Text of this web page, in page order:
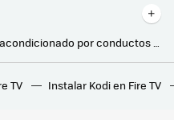
Xiaomi presenta su primer aire acondicionado por conductos para maximizar el espacio en casa
Qué software instalar a tus familiares y amigos para darles soporte y ayuda en remoto
TV Instalar Kodi en Fire TV